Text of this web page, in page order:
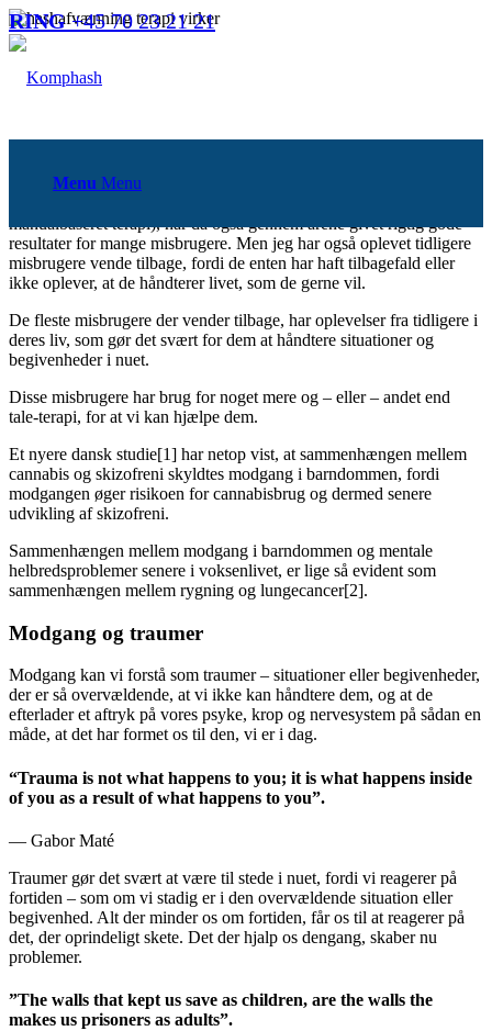
RING+45 70 23 21 21
Menu Menu
Terapi virker. Men nogle gange
manualbaseret terapi), har da også gennem årene givet rigtig gode
resultater for mange misbrugere. Men jeg har også oplevet tidligere
misbrugere vende tilbage, fordi de enten har haft tilbagefald eller
ikke oplever, at de håndterer livet, som de gerne vil.
De fleste misbrugere der vender tilbage, har oplevelser fra tidligere i
deres liv, som gør det svært for dem at håndtere situationer og
begivenheder i nuet.
Disse misbrugere har brug for noget mere og – eller – andet end
tale-terapi, for at vi kan hjælpe dem.
Et nyere dansk studie[1] har netop vist, at sammenhængen mellem
cannabis og skizofreni skyldtes modgang i barndommen, fordi
modgangen øger risikoen for cannabisbrug og dermed senere
udvikling af skizofreni.
Sammenhængen mellem modgang i barndommen og mentale
helbredsproblemer senere i voksenlivet, er lige så evident som
sammenhængen mellem rygning og lungecancer[2].
Modgang og traumer
Modgang kan vi forstå som traumer – situationer eller begivenheder,
der er så overvældende, at vi ikke kan håndtere dem, og at de
efterlader et aftryk på vores psyke, krop og nervesystem på sådan en
måde, at det har formet os til den, vi er i dag.
“Trauma is not what happens to you; it is what happens inside
of you as a result of what happens to you”.
— Gabor Maté
Traumer gør det svært at være til stede i nuet, fordi vi reagerer på
fortiden – som om vi stadig er i den overvældende situation eller
begivenhed. Alt der minder os om fortiden, får os til at reagerer på
det, der oprindeligt skete. Det der hjalp os dengang, skaber nu
problemer.
”The walls that kept us save as children, are the walls the
makes us prisoners as adults”.